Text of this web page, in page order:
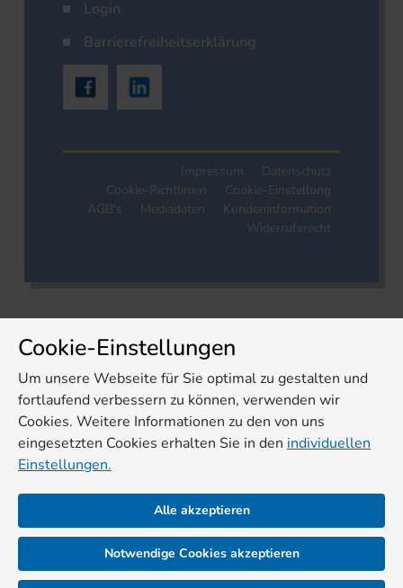
Login
Barrierefreiheitserklärung
Impressum
Datenschutz
Cookie-Richtlinien
Cookie-Einstellung
AGB's
Mediadaten
Kundeninformation
Widerrufsrecht
Cookie-Einstellungen
Um unsere Webseite für Sie optimal zu gestalten und
fortlaufend verbessern zu können, verwenden wir
Cookies. Weitere Informationen zu den von uns
eingesetzten Cookies erhalten Sie in den individuellen
Einstellungen.
Alle akzeptieren
Notwendige Cookies akzeptieren